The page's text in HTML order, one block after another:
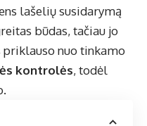
lašelių susidarymą
būdas, tačiau jo
nuo tinkamo
kontrolės, todėl